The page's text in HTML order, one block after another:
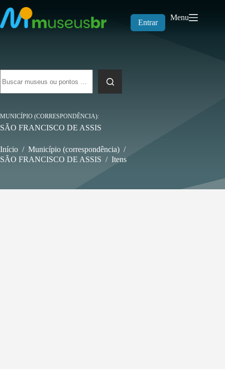
para
o
conteúdo
Entrar
Menu
resultados
MUNICÍPIO (CORRESPONDÊNCIA)
SÃO FRANCISCO DE ASSIS
Início / Município (correspondência) /
SÃO FRANCISCO DE ASSIS / Itens